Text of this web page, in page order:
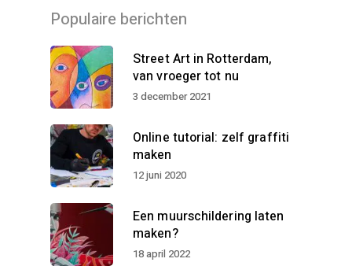
Populaire berichten
Street Art in Rotterdam,
van vroeger tot nu
3 december 2021
Online tutorial: zelf graffiti
maken
12 juni 2020
Een muurschildering laten
maken?
18 april 2022